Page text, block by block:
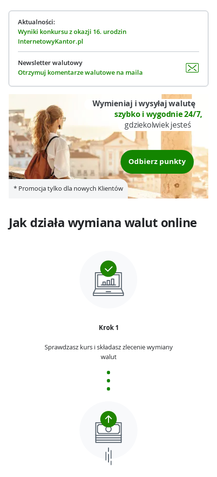
Aktualności:
Wyniki konkursu z okazji 16. urodzin
InternetowyKantor.pl
Newsletter walutowy
Otrzymuj komentarze walutowe na maila
Wymieniaj i wysyłaj walutę
szybko i wygodnie 24/7,
gdziekolwiek jesteś
* Promocja tylko dla nowych Klientów
Odbierz punkty
Jak działa wymiana walut online
Krok 1
Sprawdzasz kurs i składasz zlecenie wymiany
walut